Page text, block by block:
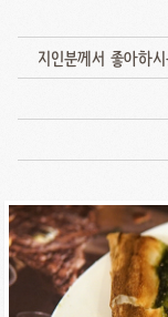
지인분께서 좋아하